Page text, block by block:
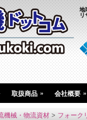
地
取扱商品 » 会社概要 »
機械・物流資材 > フォーク